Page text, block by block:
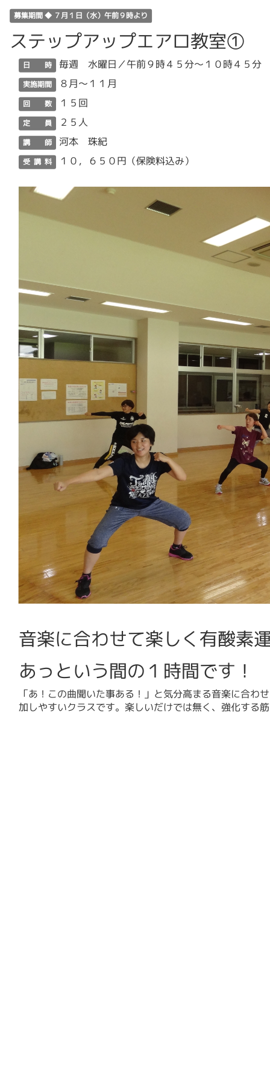
募集期間 ◆ ７月１日（水）午前９時より
ステップアップエアロ教室①
日 時 毎週 水曜日／午前９時４５分～１０時４５分
実施期間 ８月～１１月
回 数 １５回
定 員 ２５人
講 師 河本 珠紀
受 講 料 １０，６５０円（保険料込み）
音楽に合わせて楽しく有酸素
あっという間の１時間です！
「あ！この曲聞いた事ある！」と気分高まる音楽に合
加しやすいクラスです。楽しいだけでは無く、強化する